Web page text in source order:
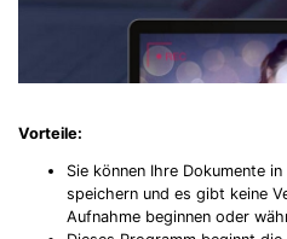
Vorteile:
Sie können Ihre Dokumente
speichern und es gibt keine
Aufnahme beginnen oder